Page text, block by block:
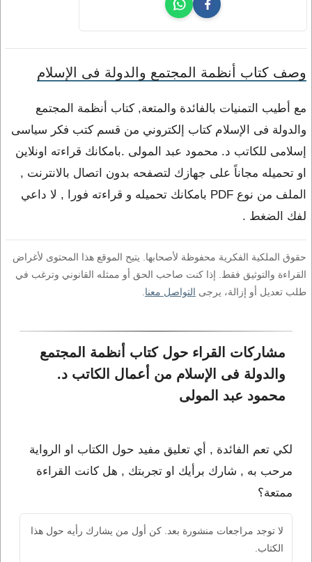
وصف كتاب أنظمة المجتمع والدولة فى الإسلام
مع أطيب التمنيات بالفائدة والمتعة, كتاب أنظمة المجتمع
والدولة فى الإسلام كتاب إلكتروني من قسم كتب فكر سياسى
إسلامى للكاتب د. محمود عبد المولى .بامكانك قراءته اونلاين
او تحميله مجاناً على جهازك لتصفحه بدون اتصال بالانترنت ,
الملف من نوع PDF بامكانك تحميله و قراءته فورا , لا داعي
لفك الضغط .
حقوق الملكية الفكرية محفوظة لأصحابها. يتيح الموقع هذا المحتوى لأغراض
القراءة والتوثيق فقط. إذا كنت صاحب الحق أو ممثله القانوني وترغب في
طلب تعديل أو إزالة، يرجى التواصل معنا
مشاركات القراء حول كتاب أنظمة المجتمع
والدولة فى الإسلام من أعمال الكاتب د.
محمود عبد المولى
لكي تعم الفائدة , أي تعليق مفيد حول الكتاب او الرواية
مرحب به , شارك برأيك او تجربتك , هل كانت القراءة
ممتعة؟
لا توجد مراجعات منشورة بعد. كن أول من يشارك رأيه حول هذا
الكتاب.